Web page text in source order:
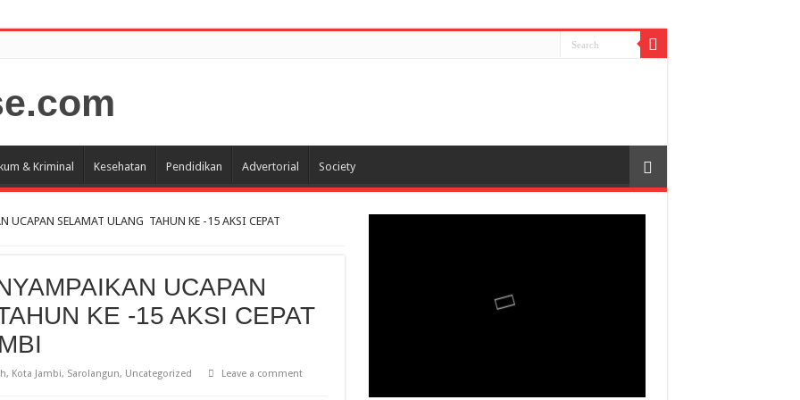
& Kriminal Kesehatan Pendidikan Advertorial Society
UCAPAN SELAMAT ULANG TAHUN KE -15 AKSI CEPAT
UCAPAN
KE -15 AKSI CEPAT
, Kota Jambi, Sarolangun, Uncategorized Leave a comment